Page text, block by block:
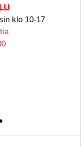
klo 10-17